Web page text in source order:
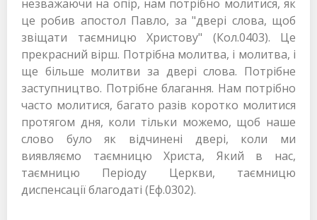
незважаючи на опір, нам потрібно молитися, як
це робив апостол Павло, за "двері слова, щоб
звіщати таємницю Христову" (Кол.0403). Це
прекрасний вірш. Потрібна молитва, і молитва, і
ще більше молитви за двері слова. Потрібне
заступництво. Потрібне благання. Нам потрібно
часто молитися, багато разів коротко молитися
протягом дня, коли тільки можемо, щоб наше
слово було як відчинені двері, коли ми
виявляємо таємницю Христа, Який в нас,
таємницю Періоду Церкви, таємницю
диспенсації благодаті (Еф.0302).